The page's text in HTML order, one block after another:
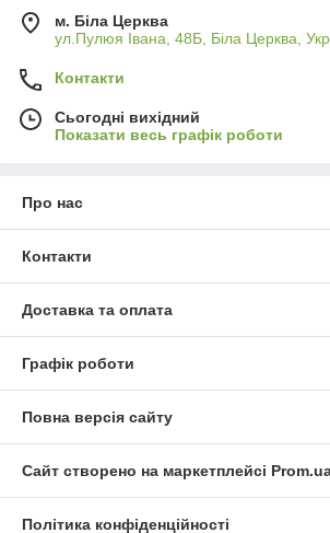
м. Біла Церква
ул.Пулюя Івана, 48Б, Біла Церква,
Контакти
Сьогодні вихідний
Показати весь графік роботи
Про нас
Контакти
Доставка та оплата
Графік роботи
Повна версія сайту
Сайт створено на маркетплейсі
Політика конфіденційності